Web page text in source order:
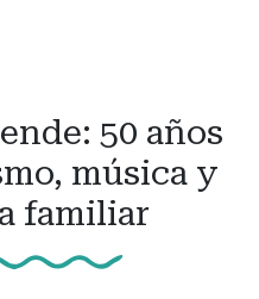
50 años
música y
familiar